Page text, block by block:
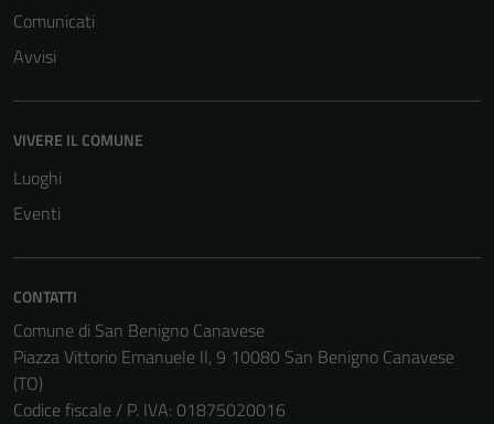
Comunicati
Avvisi
VIVERE IL COMUNE
Luoghi
Eventi
CONTATTI
Comune di San Benigno Canavese
Piazza Vittorio Emanuele II, 9 10080 San Benigno Canavese
(TO)
Codice fiscale / P. IVA: 01875020016